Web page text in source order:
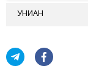
УНИАН